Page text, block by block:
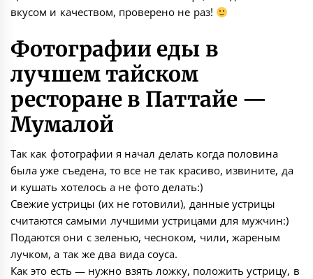
вкусом и качеством, проверено не раз!
Фотографии еды в
лучшем тайском
ресторане в Паттайе —
Мумалой
Так как фотографии я начал делать когда половина
была уже съедена, то все не так красиво, извините, да
и кушать хотелось а не фото делать:)
Свежие устрицы (их не готовили), данные устрицы
считаются самыми лучшими устрицами для мужчин:)
Подаются они с зеленью, чесноком, чили, жареным
лучком, а так же два вида соуса.
Как это есть — нужно взять ложку, положить устрицу, в